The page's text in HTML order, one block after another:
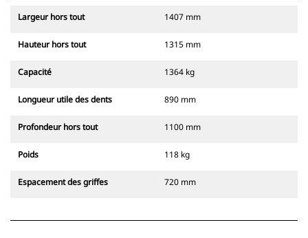
Largeur hors tout 1407 mm
Hauteur hors tout 1315 mm
Capacité 1364 kg
Longueur utile des dents 890 mm
Profondeur hors tout 1100 mm
Poids 118 kg
Espacement des griffes 720 mm